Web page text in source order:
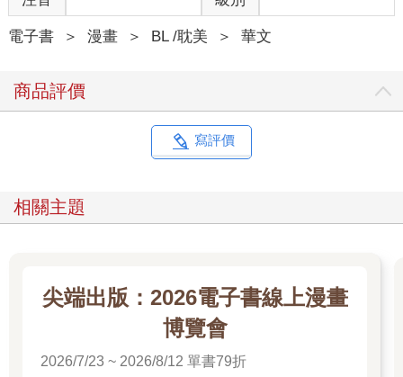
電子書 ＞ 漫畫 ＞ BL /耽美 ＞ 華文
商品評價
寫評價
相關主題
尖端出版：2026電子書線上漫畫
博覽會
2026/7/23 ~ 2026/8/12 單書79折